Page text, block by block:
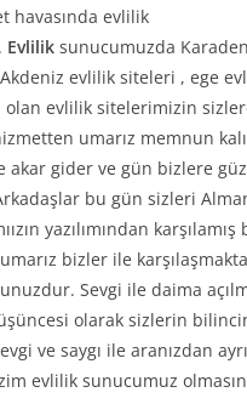
havasında evlilik
Evlilik sunucumuzda
evlilik siteleri , ege
olan evlilik sitelerimizin
umarız memnun
akar gider ve gün bizlere
bu gün sizleri
yazılımından
bizler ile
Sevgi ile daima
olarak sizlerin
ve saygı ile aranızdan
evlilik sunucumuz